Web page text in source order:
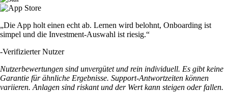
„Die App holt einen echt ab. Lernen wird belohnt, Onboarding ist
simpel und die Investment-Auswahl ist riesig.“
-Verifizierter Nutzer
Nutzerbewertungen sind unvergütet und rein individuell. Es gibt keine
Garantie für ähnliche Ergebnisse. Support-Antwortzeiten können
variieren. Anlagen sind riskant und der Wert kann steigen oder fallen.